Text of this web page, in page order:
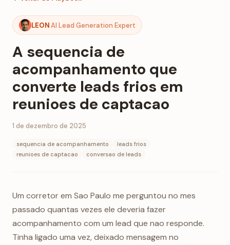
LEONAI Lead Generation Expert
A sequencia de
acompanhamento que
converte leads frios em
reunioes de captacao
1 de dezembro de 2025
sequencia de acompanhamento
leads frios
reunioes de captacao
conversao de leads
Um corretor em Sao Paulo me perguntou no mes
passado quantas vezes ele deveria fazer
acompanhamento com um lead que nao responde.
Tinha ligado uma vez, deixado mensagem no